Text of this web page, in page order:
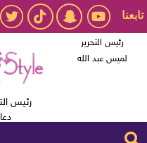
تابعنا
رئيس التحرير
لميس عبد الله
رئيس